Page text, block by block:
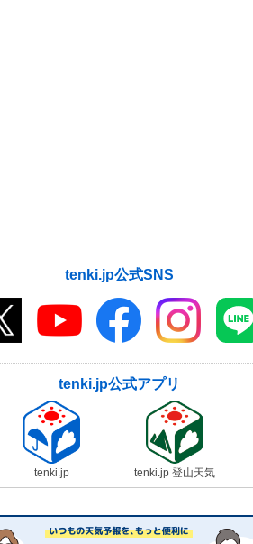
tenki.jp公式SNS
tenki.jp公式アプリ
tenki.jp tenki.jp 登山天気